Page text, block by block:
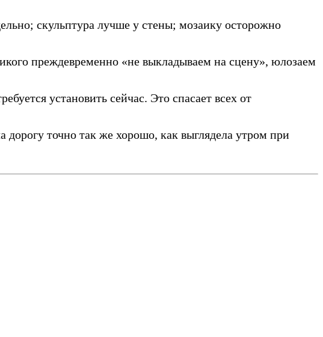
скульптура лучше у стены; мозаику осторожно
преждевременно «не выкладываем на сцену», юлозаем
установить сейчас. Это спасает всех от
точно так же хорошо, как выглядела утром при